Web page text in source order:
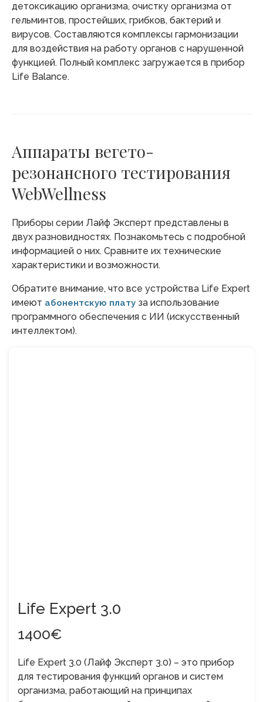
детоксикацию организма, очистку организма от
гельминтов, простейших, грибков, бактерий и
вирусов. Составляются комплексы гармонизации
для воздействия на работу органов с нарушенной
функцией. Полный комплекс загружается в прибор
Life Balance.
Аппараты вегето-
резонансного тестирования
WebWellness
Приборы серии Лайф Эксперт представлены в
двух разновидностях. Познакомьтесь с подробной
информацией о них. Сравните их технические
характеристики и возможности.
Обратите внимание, что все устройства Life Expert
имеют абонентскую плату за использование
программного обеспечения с ИИ (искусственный
интеллектом).
Life Expert 3.0
1400€
Life Expert 3.0 (Лайф Эксперт 3.0) – это прибор
для тестирования функций органов и систем
организма, работающий на принципах